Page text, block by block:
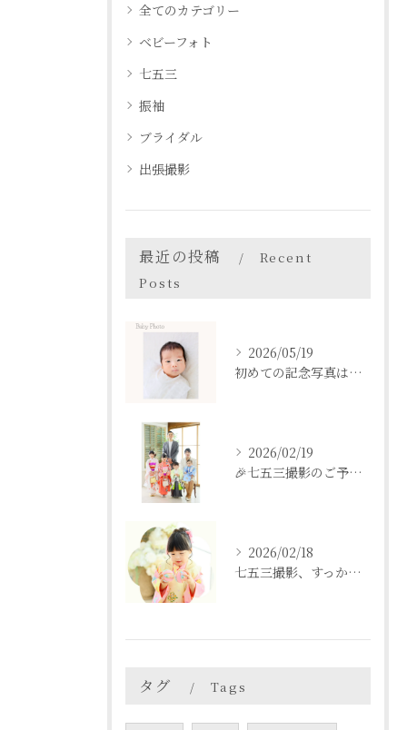
全てのカテゴリー
ベビーフォト
七五三
振袖
ブライダル
出張撮影
最近の投稿
Recent
Posts
2026/05/19
初めての記念写真はは、DEAR STUDIOで。
2026/02/19
🎉七五三撮影のご予約をご検討中の方へ🎉
2026/02/18
七五三撮影、すっかり忘れてた💦という方も
タグ Tags